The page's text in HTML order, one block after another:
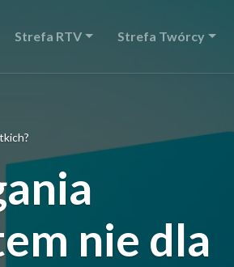
Strefa RTV Strefa Twórcy
nie dla